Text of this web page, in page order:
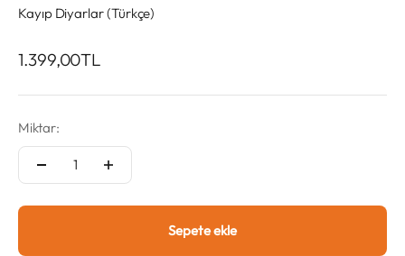
Kayıp Diyarlar (Türkçe)
İndirimli fiyat
1.399,00TL
Miktar:
Sepete ekle